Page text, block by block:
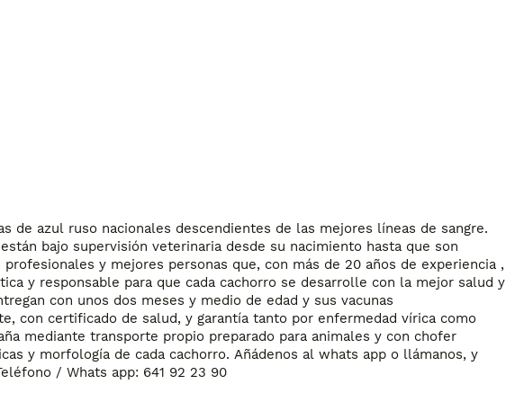
de azul ruso nacionales descendientes de las mejores líneas de sangre.
bajo supervisión veterinaria desde su nacimiento hasta que son
y mejores personas que, con más de 20 años de experiencia ,
y responsable para que cada cachorro se desarrolle con la mejor salud y
con unos dos meses y medio de edad y sus vacunas
con certificado de salud, y garantía tanto por enfermedad vírica como
mediante transporte propio preparado para animales y con chofer
y morfología de cada cachorro. Añádenos al whats app o llámanos, y
/ Whats app: 641 92 23 90